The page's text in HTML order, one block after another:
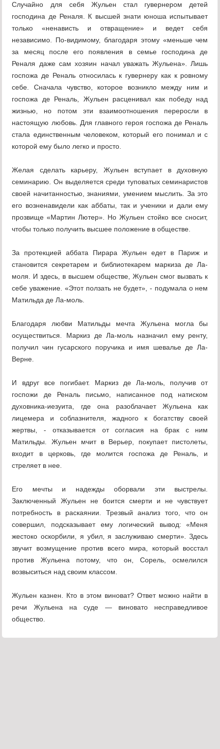
Случайно для себя Жульен стал гувернером детей
господина де Реналя. К высшей знати юноша испытывает
только «ненависть и отвращение» и ведет себя
независимо. По-видимому, благодаря этому «меньше чем
за месяц после его появления в семье господина де
Реналя даже сам хозяин начал уважать Жульена». Лишь
госпожа де Реналь относилась к гувернеру как к ровному
себе. Сначала чувство, которое возникло между ним и
госпожа де Реналь, Жульен расценивал как победу над
жизнью, но потом эти взаимоотношения переросли в
настоящую любовь. Для главного героя госпожа де Реналь
стала единственным человеком, который его понимал и с
которой ему было легко и просто.
Желая сделать карьеру, Жульен вступает в духовную
семинарию. Он выделяется среди туповатых семинаристов
своей начитанностью, знаниями, умением мыслить. За это
его возненавидели как аббаты, так и ученики и дали ему
прозвище «Мартин Лютер». Но Жульен стойко все сносит,
чтобы только получить высшее положение в обществе.
За протекцией аббата Пирара Жульен едет в Париж и
становится секретарем и библиотекарем маркиза де Ла-
моля. И здесь, в высшем обществе, Жульен смог вызвать к
себе уважение. «Этот ползать не будет», - подумала о нем
Матильда де Ла-моль.
Благодаря любви Матильды мечта Жульена могла бы
осуществиться. Маркиз де Ла-моль назначил ему ренту,
получил чин гусарского поручика и имя шевалье де Ла-
Верне.
И вдруг все погибает. Маркиз де Ла-моль, получив от
госпожи де Реналь письмо, написанное под натиском
духовника-иезуита, где она разоблачает Жульена как
лицемера и соблазнителя, жадного к богатству своей
жертвы, - отказывается от согласия на брак с ним
Матильды. Жульен мчит в Верьер, покупает пистолеты,
входит в церковь, где молится госпожа де Реналь, и
стреляет в нее.
Его мечты и надежды оборвали эти выстрелы.
Заключенный Жульен не боится смерти и не чувствует
потребность в раскаянии. Трезвый анализ того, что он
совершил, подсказывает ему логический вывод: «Меня
жестоко оскорбили, я убил, я заслуживаю смерти». Здесь
звучит возмущение против всего мира, который восстал
против Жульена потому, что он, Сорель, осмелился
возвыситься над своим классом.
Жульен казнен. Кто в этом виноват? Ответ можно найти в
речи Жульена на суде — виновато несправедливое
общество.